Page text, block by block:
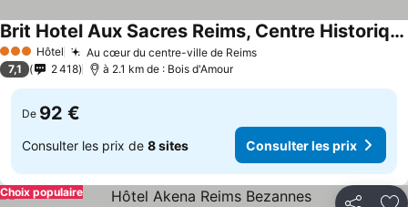
3 ÉtoilesHôtel Au cœur du centre-ville de Reims
Brit Hotel Aux Sacres Reims, Centre Historique
7,1 2 418 à 2.1 km de : Bois d'Amour
De 92 €
Consulter les prix de 8 sites Consulter les prix
Choix populaire